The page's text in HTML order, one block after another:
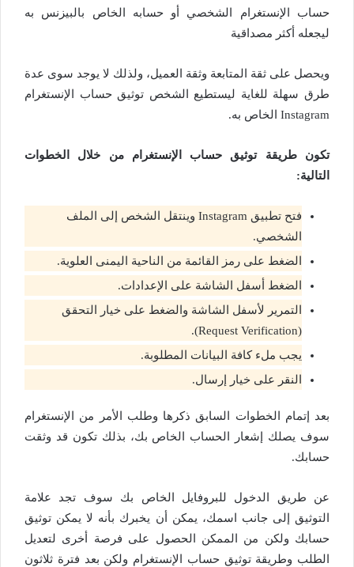
حساب الإنستغرام الشخصي أو حسابه الخاص بالبيزنس به
ليجعله أكثر مصداقية
ويحصل على ثقة المتابعة وثقة العميل، ولذلك لا يوجد سوى عدة
طرق سهلة للغاية ليستطيع الشخص توثيق حساب الإنستغرام
Instagram الخاص به.
تكون طريقة توثيق حساب الإنستغرام من خلال الخطوات
التالية:
فتح تطبيق Instagram وينتقل الشخص إلى الملف
الشخصي.
الضغط على رمز القائمة من الناحية اليمنى العلوية.
الضغط أسفل الشاشة على الإعدادات.
التمرير لأسفل الشاشة والضغط على خيار التحقق
(Request Verification).
يجب ملء كافة البيانات المطلوبة.
النقر على خيار إرسال.
بعد إتمام الخطوات السابق ذكرها وطلب الأمر من الإنستغرام
سوف يصلك إشعار الحساب الخاص بك، بذلك تكون قد وثقت
حسابك.
عن طريق الدخول للبروفايل الخاص بك سوف تجد علامة
التوثيق إلى جانب اسمك، يمكن أن يخبرك بأنه لا يمكن توثيق
حسابك ولكن من الممكن الحصول على فرصة أخرى لتعديل
الطلب وطريقة توثيق حساب الإنستغرام ولكن بعد فترة ثلاثون